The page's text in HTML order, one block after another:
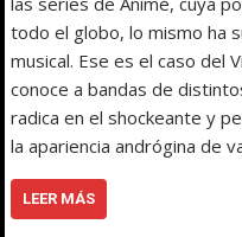
todo el globo, lo mismo ha
musical. Ese es el caso del
conoce a bandas de
radica en el shockeante y
la apariencia andrógina de
LEER MÁS